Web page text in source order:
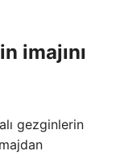
imajını
gezginlerin